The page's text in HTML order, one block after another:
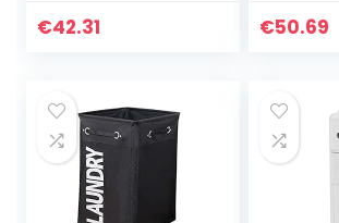
waterdichte thuis
€42.31
Organizer
€50.69